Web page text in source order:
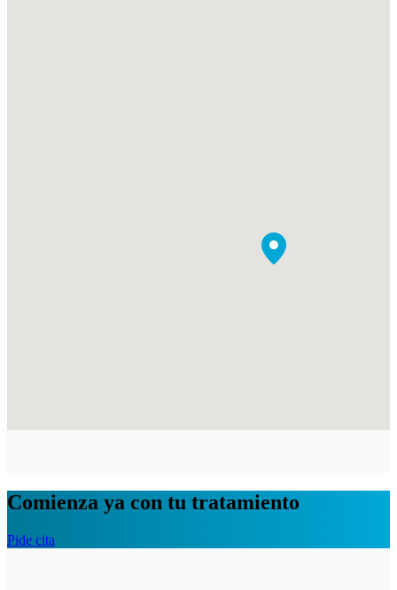
Comienza ya con tu tratamiento
Pide cita